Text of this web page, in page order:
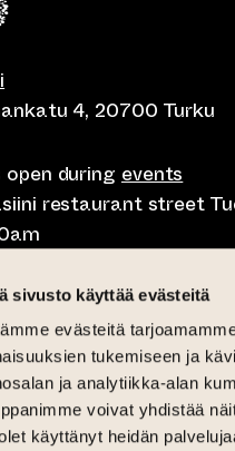
sivusto käyttää evästeitä
evästeitä
tukemiseen ja
ja analytiikka-alan
voivat yhdistää
käyttänyt heidän
4, 20700 Turku
during events
restaurant street
Mon 10am to 8pm,
to 1.30am
Taiteen talo Mon-Fri
to 3pm and Sunday
Sun 12pm until 6pm